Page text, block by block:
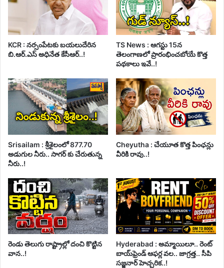
KCR : నర్సంపేటకు బయలుదేరిన
బి.ఆర్.ఎస్ అధినేత కేసీఆర్..!
TS News : ఆగస్టు 15న
తెలంగాణలో ప్రారంభించబోయే కొత్త
పథకాలు ఇవే..!
Srisailam : శ్రీశైలంలో 877.70
అడుగుల నీరు.. సాగర్ కు చేరుతున్న
నీరు..!
Cheyutha : చేయూత కొత్త పింఛన్లు
వీరికి రావు..!
రెండు తెలుగు రాష్ట్రాల్లో దంచి కొట్టిన
వాన..!
Hyderabad : అమ్మాయిలూ.. రెంట్
బాయ్‌ఫ్రెండ్ ఆఫర్ల వల.. జాగ్రత్త.. సీపి
సజ్జనార్ హెచ్చరిక..!